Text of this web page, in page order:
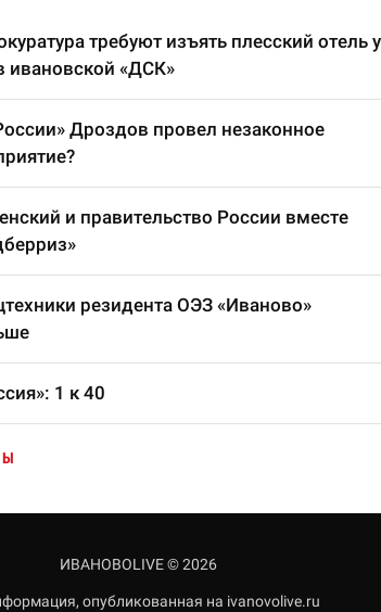
требуют изъять плесский отель у
«ДСК»
Дроздов провел незаконное
и правительство России вместе
резидента ОЭЗ «Иваново»
1 к 40
ИВАНОВОLIVE © 2026
опубликованная на ivanovolive.ru